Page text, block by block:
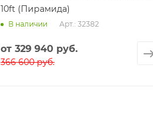
10ft (Пирамида)
В наличии Арт.: 32382
от 329 940 руб.
366 600 руб.